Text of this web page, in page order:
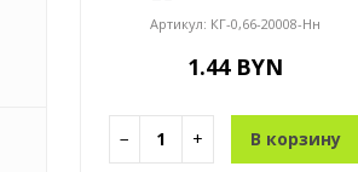
Артикул: КГ-0,66-20008-Нн
1.44 BYN
− + В корзину